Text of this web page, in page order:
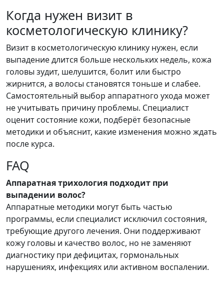
Когда нужен визит в
косметологическую клинику?
Визит в косметологическую клинику нужен, если
выпадение длится больше нескольких недель, кожа
головы зудит, шелушится, болит или быстро
жирнится, а волосы становятся тоньше и слабее.
Самостоятельный выбор аппаратного ухода может
не учитывать причину проблемы. Специалист
оценит состояние кожи, подберёт безопасные
методики и объяснит, какие изменения можно ждать
после курса.
FAQ
Аппаратная трихология подходит при
выпадении волос?
Аппаратные методики могут быть частью
программы, если специалист исключил состояния,
требующие другого лечения. Они поддерживают
кожу головы и качество волос, но не заменяют
диагностику при дефицитах, гормональных
нарушениях, инфекциях или активном воспалении.